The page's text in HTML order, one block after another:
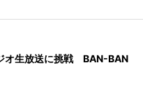
オ生放送に挑戦 BAN-BAN